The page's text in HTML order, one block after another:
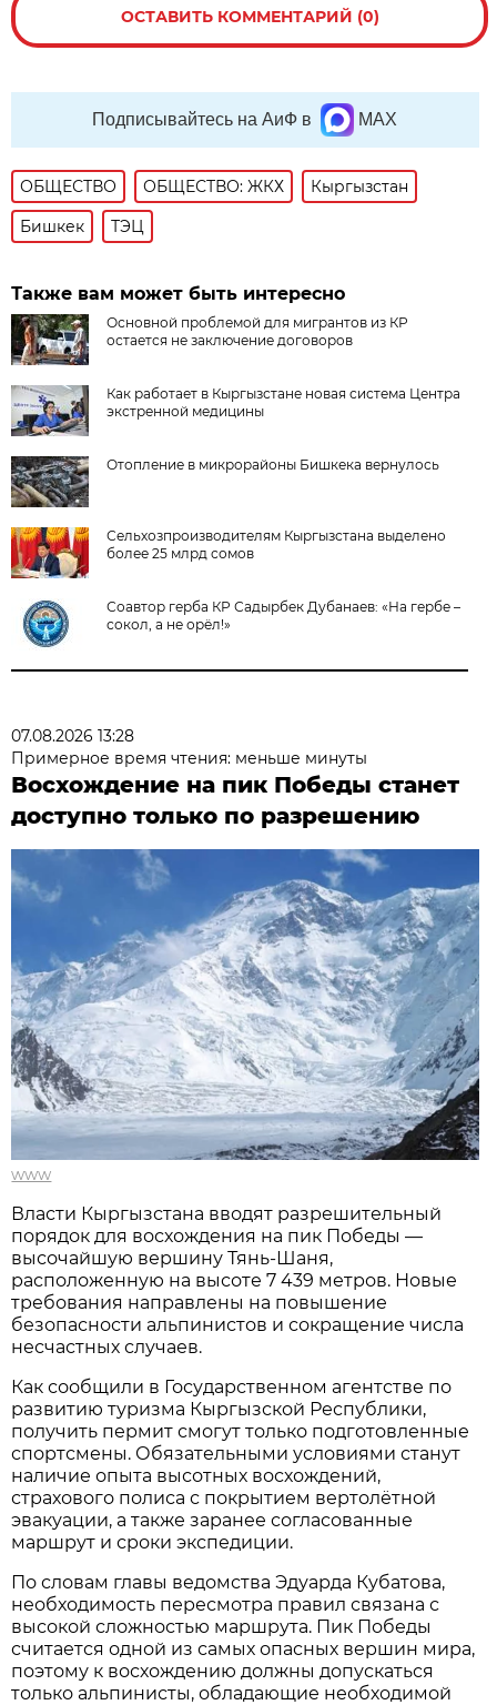
ОСТАВИТЬ КОММЕНТАРИЙ (0)
Подписывайтесь на АиФ в MAX
ОБЩЕСТВО ОБЩЕСТВО: ЖКХ
Кыргызстан
Бишкек
ТЭЦ
Также вам может быть интересно
Основной проблемой для мигрантов из КР
остается не заключение договоров
Как работает в Кыргызстане новая система Центра
экстренной медицины
Отопление в микрорайоны Бишкека вернулось
Сельхозпроизводителям Кыргызстана выделено
более 25 млрд сомов
Соавтор герба КР Садырбек Дубанаев: «На гербе –
сокол, а не орёл!»
07.08.2026 13:28
Примерное время чтения: меньше минуты
Восхождение на пик Победы станет
доступно только по разрешению
www
Власти Кыргызстана вводят разрешительный
порядок для восхождения на пик Победы —
высочайшую вершину Тянь-Шаня,
расположенную на высоте 7 439 метров. Новые
требования направлены на повышение
безопасности альпинистов и сокращение числа
несчастных случаев.
Как сообщили в Государственном агентстве по
развитию туризма Кыргызской Республики,
получить пермит смогут только подготовленные
спортсмены. Обязательными условиями станут
наличие опыта высотных восхождений,
страхового полиса с покрытием вертолётной
эвакуации, а также заранее согласованные
маршрут и сроки экспедиции.
По словам главы ведомства Эдуарда Кубатова,
необходимость пересмотра правил связана с
высокой сложностью маршрута. Пик Победы
считается одной из самых опасных вершин мира,
поэтому к восхождению должны допускаться
только альпинисты, обладающие необходимой